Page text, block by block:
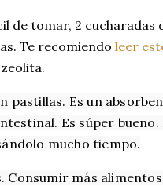
de tomar, 2 cucharadas
Te recomiendo leer
pastillas. Es un
Es súper bueno.
mucho tiempo.
Consumir más